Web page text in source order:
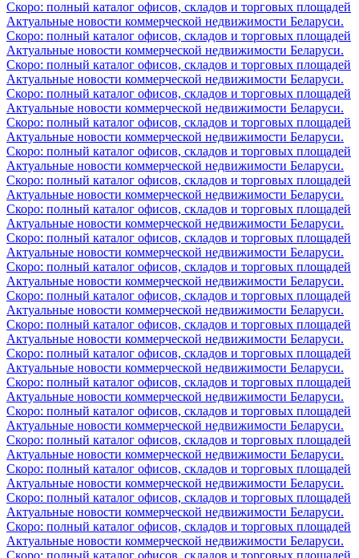
Скоро: полный каталог офисов, складов и торговых площадей
Актуальные новости коммерческой недвижимости Беларуси.
Скоро: полный каталог офисов, складов и торговых площадей
Актуальные новости коммерческой недвижимости Беларуси.
Скоро: полный каталог офисов, складов и торговых площадей
Актуальные новости коммерческой недвижимости Беларуси.
Скоро: полный каталог офисов, складов и торговых площадей
Актуальные новости коммерческой недвижимости Беларуси.
Скоро: полный каталог офисов, складов и торговых площадей
Актуальные новости коммерческой недвижимости Беларуси.
Скоро: полный каталог офисов, складов и торговых площадей
Актуальные новости коммерческой недвижимости Беларуси.
Скоро: полный каталог офисов, складов и торговых площадей
Актуальные новости коммерческой недвижимости Беларуси.
Скоро: полный каталог офисов, складов и торговых площадей
Актуальные новости коммерческой недвижимости Беларуси.
Скоро: полный каталог офисов, складов и торговых площадей
Актуальные новости коммерческой недвижимости Беларуси.
Скоро: полный каталог офисов, складов и торговых площадей
Актуальные новости коммерческой недвижимости Беларуси.
Скоро: полный каталог офисов, складов и торговых площадей
Актуальные новости коммерческой недвижимости Беларуси.
Скоро: полный каталог офисов, складов и торговых площадей
Актуальные новости коммерческой недвижимости Беларуси.
Скоро: полный каталог офисов, складов и торговых площадей
Актуальные новости коммерческой недвижимости Беларуси.
Скоро: полный каталог офисов, складов и торговых площадей
Актуальные новости коммерческой недвижимости Беларуси.
Скоро: полный каталог офисов, складов и торговых площадей
Актуальные новости коммерческой недвижимости Беларуси.
Скоро: полный каталог офисов, складов и торговых площадей
Актуальные новости коммерческой недвижимости Беларуси.
Скоро: полный каталог офисов, складов и торговых площадей
Актуальные новости коммерческой недвижимости Беларуси.
Скоро: полный каталог офисов, складов и торговых площадей
Актуальные новости коммерческой недвижимости Беларуси.
Скоро: полный каталог офисов, складов и торговых площадей
Актуальные новости коммерческой недвижимости Беларуси.
Скоро: полный каталог офисов, складов и торговых площадей